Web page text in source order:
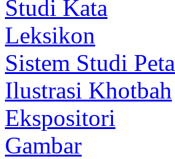
Studi Kata
Leksikon
Sistem Studi Peta
Ilustrasi Khotbah
Ekspositori
Gambar